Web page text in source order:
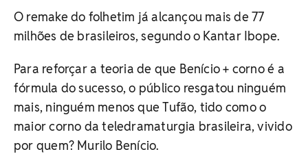
O remake do folhetim já alcançou mais de 77
milhões de brasileiros, segundo o Kantar Ibope.
Para reforçar a teoria de que Benício + corno é a
fórmula do sucesso, o público resgatou ninguém
mais, ninguém menos que Tufão, tido como o
maior corno da teledramaturgia brasileira, vivido
por quem? Murilo Benício.